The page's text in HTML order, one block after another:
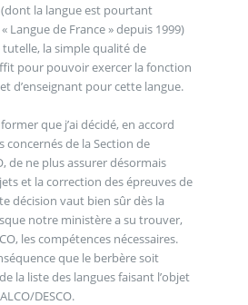
(dont la langue est pourtant
Langue de France » depuis 1999)
la simple qualité de
pour pouvoir exercer la fonction
d’enseignant pour cette langue.
que j’ai décidé, en accord
concernés de la Section de
de ne plus assurer désormais
et la correction des épreuves de
décision vaut bien sûr dès la
notre ministère a su trouver,
les compétences nécessaires.
que le berbère soit
la liste des langues faisant l’objet
DESCO.